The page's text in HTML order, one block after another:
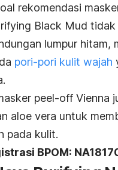
rekomendasi
Black Mud
lumpur hitam,
pori-pori kulit wajah
peel-off Vienna
aloe vera untuk
pada kulit.
BPOM: